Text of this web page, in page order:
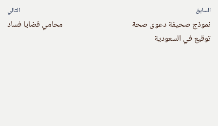
السابق
نموذج صحيفة دعوى صحة
توقيع في السعودية
التالي
محامي قضايا فساد